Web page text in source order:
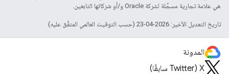
هي علامة تجارية مسجَّلة لشركة Oracle و/أو شركائها التابعين.
تاريخ التعديل الأخير: 2026-04-23 (حسب التوقيت العالمي المتفَّق عليه)
المدونة
‫X ‏(Twitter سابقًا)